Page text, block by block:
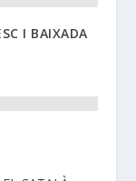
I BAIXADA